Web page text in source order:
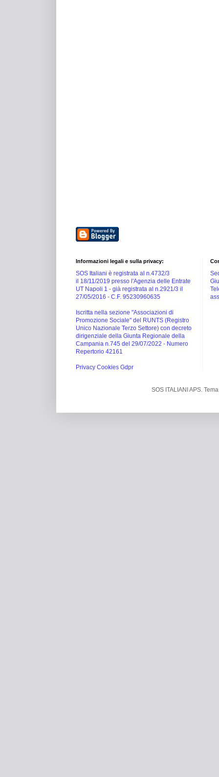
Informazioni legali e sulla privacy:
SOS Italiani è registrata al n.4732/3
il 18/11/2019 presso l'Agenzia delle Entrate
UT Napoli 1 - già registrata al n.2921/3 il
27/05/2016 - C.F. 95230960635
Iscritta nella sezione "Associazioni di
Promozione Sociale" del RUNTS (Registro
Unico Nazionale Terzo Settore) con decreto
dirigenziale della Giunta Regionale della
Campania n.745 del 29/07/2022 - Numero
Repertorio 42161
Privacy Cookies Gdpr
SOS ITALIANI APS.